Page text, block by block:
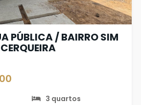
PÚBLICA / BAIRRO SIM
3 quartos